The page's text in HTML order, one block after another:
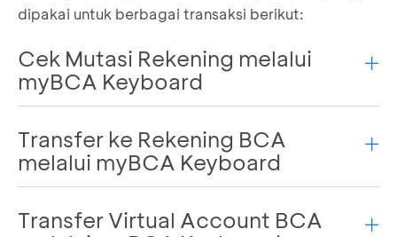
dipakai untuk berbagai transaksi berikut:
Cek Mutasi Rekening melalui
myBCA Keyboard
Buka keyboard di aplikasichatatau di mana
pun
Pilih ikon BCA , lalu login myBCA
Pilih rekening mana yang mau kamu cek
Transfer ke Rekening BCA
melalui myBCA Keyboard
Buka keyboard di aplikasichatatau di mana
Transfer Virtual Account BCA